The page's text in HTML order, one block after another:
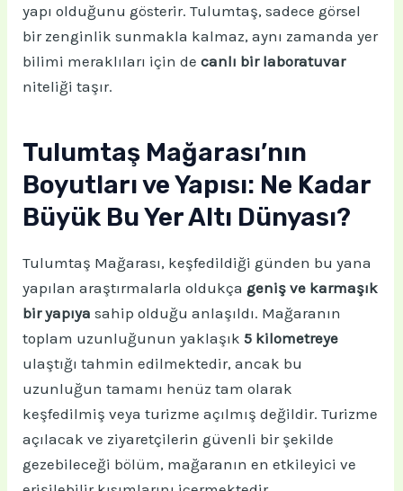
yapı olduğunu gösterir. Tulumtaş, sadece görsel
bir zenginlik sunmakla kalmaz, aynı zamanda yer
bilimi meraklıları için decanlı bir laboratuvar
niteliği taşır.
Tulumtaş Mağarası’nın
Boyutları ve Yapısı: Ne Kadar
Büyük Bu Yer Altı Dünyası?
Tulumtaş Mağarası, keşfedildiği günden bu yana
yapılan araştırmalarla oldukçageniş ve karmaşık
bir yapıya sahip olduğu anlaşıldı. Mağaranın
toplam uzunluğunun yaklaşık5 kilometreye
ulaştığı tahmin edilmektedir, ancak bu
uzunluğun tamamı henüz tam olarak
keşfedilmiş veya turizme açılmış değildir. Turizme
açılacak ve ziyaretçilerin güvenli bir şekilde
gezebileceği bölüm, mağaranın en etkileyici ve